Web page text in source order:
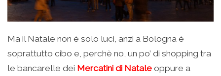
Ma il Natale non è solo luci, anzi a Bologna è
soprattutto cibo e, perchè no, un po’ di shopping tra
le bancarelle dei Mercatini di Natale oppure a